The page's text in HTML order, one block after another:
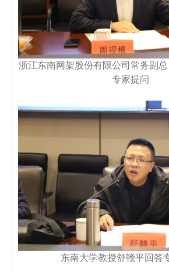
浙江东南网架股份有限公司常务副
专家提问
东南大学教授舒赣平回答